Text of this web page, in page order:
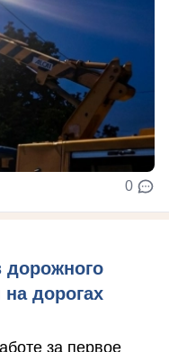
0
дорогах
за первое